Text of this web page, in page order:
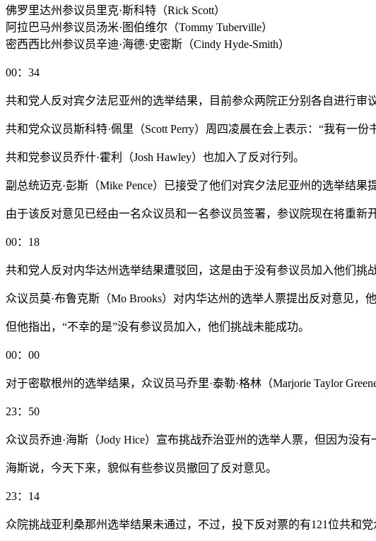
佛罗里达州参议员里克·斯科特（Rick Scott）
阿拉巴马州参议员汤米·图伯维尔（Tommy Tuberville）
密西西比州参议员辛迪·海德·史密斯（Cindy Hyde-Smith）
00：34
共和党人反对宾夕法尼亚州的选举结果，目前参众两院正分别各自进行审议
共和党众议员斯科特·佩里（Scott Perry）周四凌晨在会上表示：“我有一
共和党参议员乔什·霍利（Josh Hawley）也加入了反对行列。
副总统迈克·彭斯（Mike Pence）已接受了他们对宾夕法尼亚州的选举结果
由于该反对意见已经由一名众议员和一名参议员签署，参议院现在将重新
00：18
共和党人反对内华达州选举结果遭驳回，这是由于没有参议员加入他们挑战
众议员莫·布鲁克斯（Mo Brooks）对内华达州的选举人票提出反对意见，
但他指出，“不幸的是”没有参议员加入，他们挑战未能成功。
00：00
对于密歇根州的选举结果，众议员马乔里·泰勒·格林（Marjorie Taylor
23：50
众议员乔迪·海斯（Jody Hice）宣布挑战乔治亚州的选举人票，但因为没
海斯说，今天下来，貌似有些参议员撤回了反对意见。
23：14
众院挑战亚利桑那州选举结果未通过，不过，投下反对票的有121位共和党